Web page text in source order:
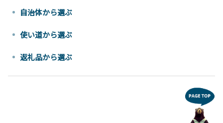
自治体から選ぶ
使い道から選ぶ
返礼品から選ぶ